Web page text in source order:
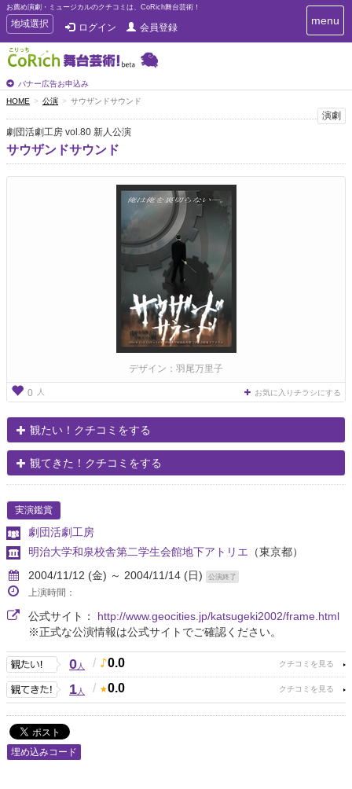
お薦め演劇・ミュージカルのクチコミは、CoRich舞台芸術！
T
o
g
g
e
n
a
v
i
g
地域選択 ログイン 会員登録
バナー広告お申込み
T
o
i
g
menu
HOME 公演 サウザンドサウンド
演劇
劇団活劇工房 vol.80 新人公演
サウザンドサウンド
デザイン：羽尾万里子
0 人 お気に入りチラシにする
観たい！クチコミをする
観てきた！クチコミをする
実演鑑賞
劇団活劇工房
明治大学和泉校舎第二学生会館地下アトリエ （東京都）
2004/11/12 (金) ～ 2004/11/14 (日)
公演終了
上演時間：
公式サイト： http://www.geocities.jp/katsugeki2002/frame.html
※正式な公演情報は公式サイトでご確認ください。
0人 / 0.0
1人 / 0.0
埋め込みコード